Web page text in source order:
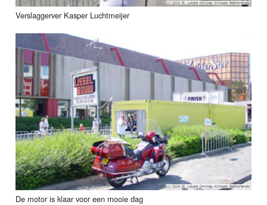
Verslaggerver Kasper Luchtmeijer
De motor is klaar voor een mooie dag